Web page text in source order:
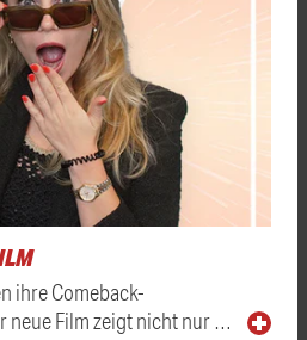
ihre Comeback-
neue Film zeigt nicht nur …